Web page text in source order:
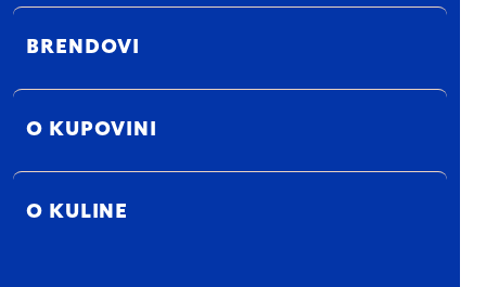
BRENDOVI
O KUPOVINI
O KULINE